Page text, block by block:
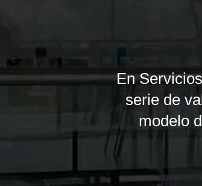
En
serie de
modelo